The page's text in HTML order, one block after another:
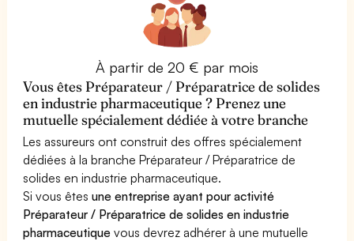
À partir de 20 € par mois
Vous êtes Préparateur / Préparatrice de solides
en industrie pharmaceutique ? Prenez une
mutuelle spécialement dédiée à votre branche
Les assureurs ont construit des offres spécialement
dédiées à la branche Préparateur / Préparatrice de
solides en industrie pharmaceutique.
Si vous êtesune entreprise ayant pour activité
Préparateur / Préparatrice de solides en industrie
pharmaceutique vous devrez adhérer à une mutuelle